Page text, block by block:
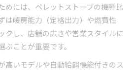
めには、ペレットストーブの機種比
は暖房能力（定格出力）や燃費性
クし、店舗の広さや営業スタイルに
ことが重要です。
高いモデルや自動給餌機能付きのス